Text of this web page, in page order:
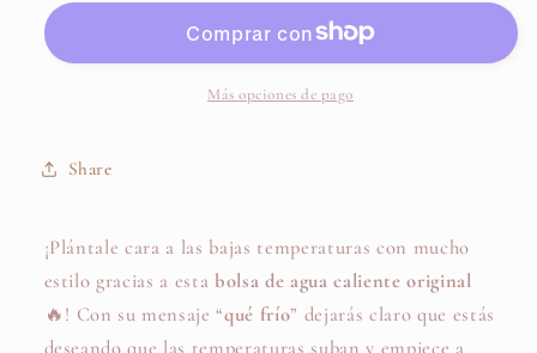
frío!-
¡Qué
frío!-
Fisura
Más opciones de pago
Share
¡Plántale cara a las bajas temperaturas con mucho
estilo gracias a esta bolsa de agua caliente original
🔥 ! Con su mensaje “qué frío” dejarás claro que estás
deseando que las temperaturas suban y empiece a